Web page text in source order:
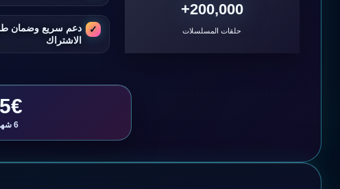
دعم سريع وضمان
الاشتراك
200,000+
حلقات المسلسلات
6 شهور